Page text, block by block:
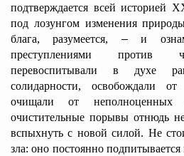
подтверждается всей историей
под лозунгом изменения
блага, разумеется, –и
преступлениями против
перевоспитывали в духе
солидарности, освобождали
очищали от
очистительные порывы отнюдь
вспыхнуть с новой силой. Не
зла: оно постоянно